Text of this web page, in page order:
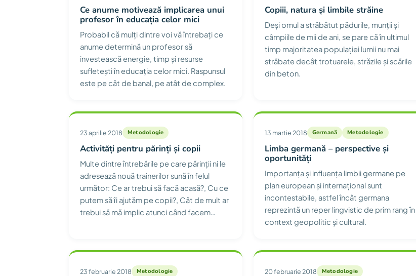
Ce anume motivează implicarea unui
profesor în educația celor mici
Probabil că mulți dintre voi vă întrebați ce
anume determină un profesor să
investească energie, timp și resurse
sufletești în educația celor mici. Raspunsul
este pe cât de banal, pe atât de complex.
Copiii, natura și limbile străine
Deși omul a străbătut pădurile, munții și
câmpiile de mii de ani, se pare că în ultimul
timp majoritatea populației lumii nu mai
străbate decât trotuarele, străzile și scările
din beton.
23 aprilie 2018 Metodologie
Activități pentru părinți și copii
Multe dintre întrebările pe care părinții ni le
adresează nouă trainerilor sună în felul
următor: Ce ar trebui să facă acasă?, Cu ce
putem să îi ajutăm pe copii?, Cât de mult ar
trebui să mă implic atunci când facem…
13 martie 2018 Germană Metodologie
Limba germană – perspective și
oportunități
Importanța și influența limbii germane pe
plan european și internațional sunt
incontestabile, astfel încât germana
reprezintă un reper lingvistic de prim rang în
context geopolitic și cultural.
23 februarie 2018 Metodologie 20 februarie 2018 Metodologie